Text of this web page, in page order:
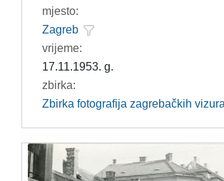
mjesto:
Zagreb
vrijeme:
17.11.1953. g.
zbirka:
Zbirka fotografija zagrebačkih vizura